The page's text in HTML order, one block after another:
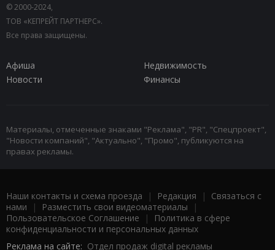
© 2000-2024,
ТОВ «КЕПРЕЙТ ПАРТНЕРС».
Все права защищены.
Афиша
Недвижимость
Новости
Финансы
Материалы, отмеченные знаками "Реклама", "PR", "Спецпроект",
"Новости компаний", "Актуально", "Промо", публикуются на
правах рекламы.
Наши контакты и схема проезда | Редакция | Связаться с
нами | Разместить свои видеоматериалы |
Пользовательское Соглашение |
Политика в сфере
конфиденциальности и персональных данных
Реклама на сайте: Отдел продаж digital рекламы